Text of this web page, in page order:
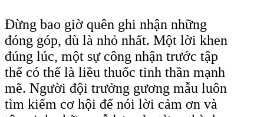
Đừng bao giờ quên ghi nhận những
đóng góp, dù là nhỏ nhất. Một lời khen
đúng lúc, một sự công nhận trước tập
thể có thể là liều thuốc tinh thần mạnh
mẽ. Người đội trưởng gương mẫu luôn
tìm kiếm cơ hội để nói lời cảm ơn và